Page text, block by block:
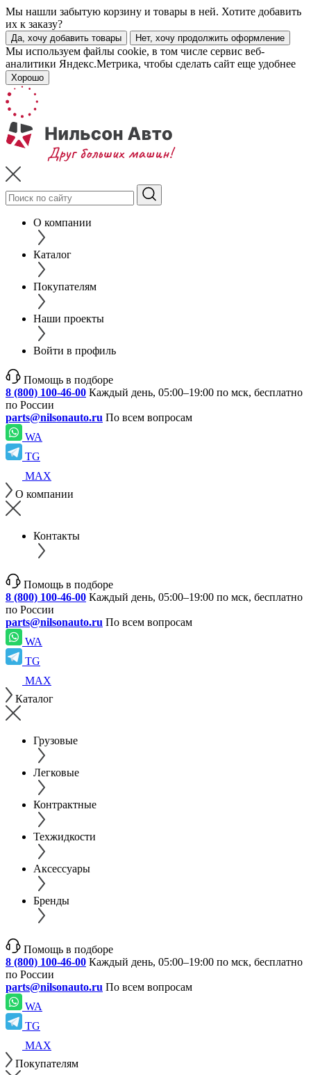
Мы нашли забытую корзину и товары в ней. Хотите добавить
их к заказу?
Да, хочу добавить товары Нет, хочу продолжить оформление
Мы используем файлы cookie, в том числе сервис веб-
аналитики Яндекс.Метрика, чтобы сделать сайт еще удобнее
Хорошо
О компании
Каталог
Покупателям
Наши проекты
Войти в профиль
Помощь в подборе
8 (800) 100-46-00 Каждый день, 05:00–19:00 по мск, бесплатно
по России
parts@nilsonauto.ru По всем вопросам
WA
TG
MAX
О компании
Контакты
Помощь в подборе
8 (800) 100-46-00 Каждый день, 05:00–19:00 по мск, бесплатно
по России
parts@nilsonauto.ru По всем вопросам
WA
TG
MAX
Каталог
Грузовые
Легковые
Контрактные
Техжидкости
Аксессуары
Бренды
Помощь в подборе
8 (800) 100-46-00 Каждый день, 05:00–19:00 по мск, бесплатно
по России
parts@nilsonauto.ru По всем вопросам
WA
TG
MAX
Покупателям